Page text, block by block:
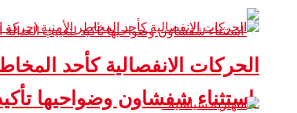
استثناء شفشاون وضواحيها
الحركات الانفصالية كأحد